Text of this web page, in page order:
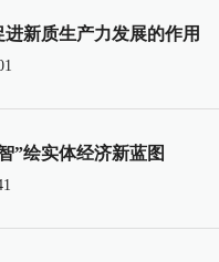
新质生产力发展的作用
”绘实体经济新蓝图